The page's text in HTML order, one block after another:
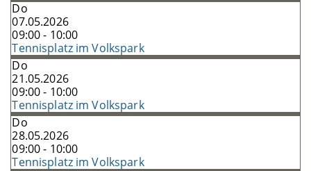
Do
07.05.2026
09:00 - 10:00
Tennisplatz im Volkspark
Do
21.05.2026
09:00 - 10:00
Tennisplatz im Volkspark
Do
28.05.2026
09:00 - 10:00
Tennisplatz im Volkspark